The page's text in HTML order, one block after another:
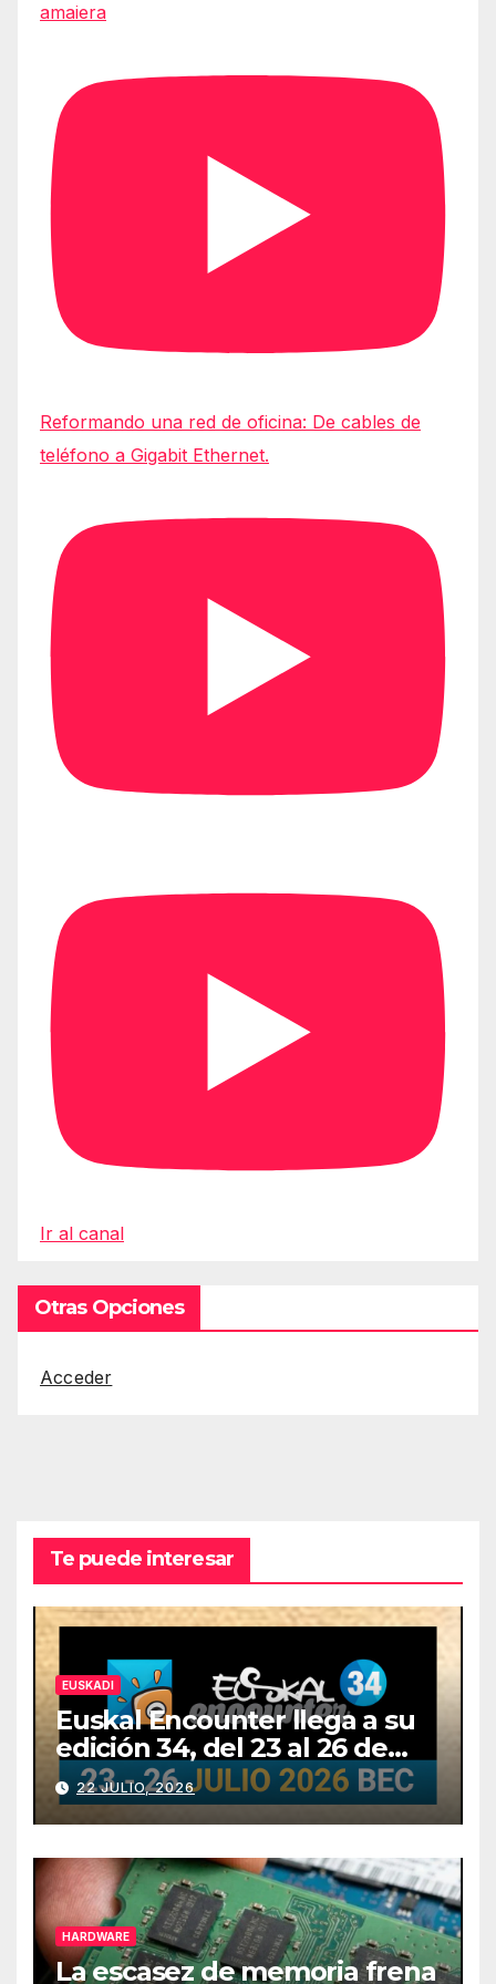
amaiera
Reformando una red de oficina: De cables de
teléfono a Gigabit Ethernet.
Ir al canal
Otras Opciones
Acceder
Te puede interesar
EUSKADI
Euskal Encounter llega a su
edición 34, del 23 al 26 de
julio
22 JULIO, 2026
HARDWARE
La escasez de memoria frena